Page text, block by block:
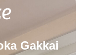
Gakkai